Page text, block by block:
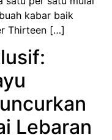
kabar baik
Thirteen […]
Lebaran